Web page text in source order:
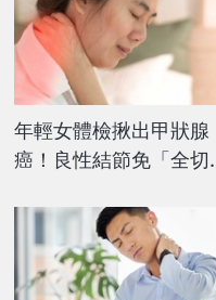
年輕女體檢揪出甲狀腺
癌！良性結節免「全切